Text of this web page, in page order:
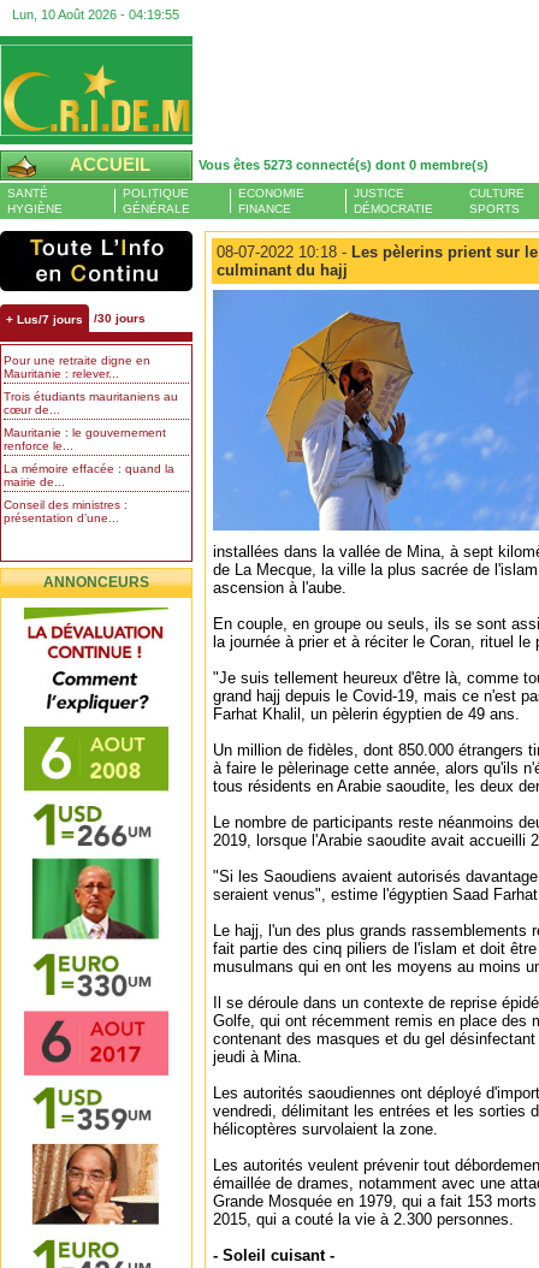
Lun, 10 Août 2026 - 04:19:56
ACCUEIL Vous êtes 5273 connecté(s) dont 0 membre(s)
SANTÉ
HYGIÈNE
POLITIQUE
GÉNÉRALE
ECONOMIE
FINANCE
JUSTICE
DÉMOCRATIE
CULTURE
SPORTS
+ Lus/7 jours /30 jours
Pour une retraite digne en
Mauritanie : relever...
Trois étudiants mauritaniens au
cœur de...
Mauritanie : le gouvernement
renforce le...
La mémoire effacée : quand la
mairie de...
Conseil des ministres :
présentation d’une...
ANNONCEURS
08-07-2022 10:18 - Les pèlerins prient sur
culminant du hajj
installées dans la vallée de Mina, à sept
de La Mecque, la ville la plus sacrée de
ascension à l'aube.
En couple, en groupe ou seuls, ils se sont
la journée à prier et à réciter le Coran, rituel
"Je suis tellement heureux d'être là, comme
grand hajj depuis le Covid-19, mais ce n'est
Farhat Khalil, un pèlerin égyptien de 49 ans.
Un million de fidèles, dont 850.000 étrangers
à faire le pèlerinage cette année, alors qu'ils
tous résidents en Arabie saoudite, les deux
Le nombre de participants reste néanmoins
2019, lorsque l'Arabie saoudite avait accueilli
"Si les Saoudiens avaient autorisés
seraient venus", estime l'égyptien Saad
Le hajj, l'un des plus grands rassemblements
fait partie des cinq piliers de l'islam et doit
musulmans qui en ont les moyens au moins
Il se déroule dans un contexte de reprise
Golfe, qui ont récemment remis en place des
contenant des masques et du gel
jeudi à Mina.
Les autorités saoudiennes ont déployé
vendredi, délimitant les entrées et les sorties
hélicoptères survolaient la zone.
Les autorités veulent prévenir tout
émaillée de drames, notamment avec une
Grande Mosquée en 1979, qui a fait 153
2015, qui a couté la vie à 2.300 personnes.
- Soleil cuisant -